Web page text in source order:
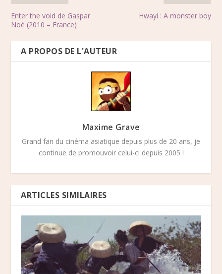
Enter the void de Gaspar
Noé (2010 – France)
Hwayi : A monster boy
A PROPOS DE L'AUTEUR
Maxime Grave
Grand fan du cinéma asiatique depuis plus de 20 ans, je
continue de promouvoir celui-ci depuis 2005 !
ARTICLES SIMILAIRES